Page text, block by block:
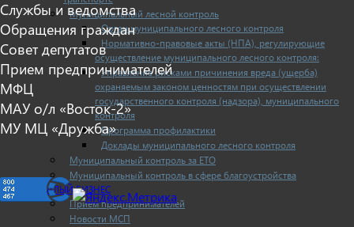
Муниципальный лесной контроль
Орган муниципального лесного контроля
Нормативно-правовые акты (НПА), регулирующие
осуществление муниципального лесного контроля:
Управление рисками причинения вреда (ущерба)
охраняемым законом ценностям при осуществлении
государственного контроля (надзора), муниципального
контроля
Программа профилактики
Доклады муниципального лесного контроля
Муниципальный контроль за ЕТО
Муниципальный контроль в сфере благоустройства
МАЛЫЙ БИЗНЕС
Прием предпринимателей
Новости МСП
Службы и ведомства
Обращения граждан
Совет депутатов
Прием предпринимателей
МФЦ
МАУ о/л «Восток-2»
МУ МЦ «Дружба»